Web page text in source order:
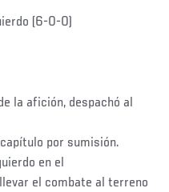
(6-0-0)
la afición, despachó al
por sumisión.
en el
el combate al terreno